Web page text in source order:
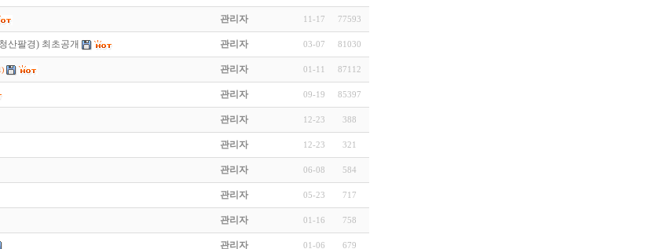
관리자 11-17 77593
산팔경) 최초공개 관리자 03-07 81030
관리자 01-11 87112
관리자 09-19 85397
관리자 12-23 388
관리자 12-23 321
관리자 06-08 584
관리자 05-23 717
관리자 01-16 758
관리자 01-06 679